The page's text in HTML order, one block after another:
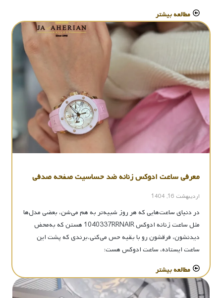
مطالعه بیشتر
معرفی ساعت ادوکس زنانه ضد حساسیت صفحه صدفی
اردیبهشت 16, 1404
در دنیای ساعت‌هایی که هر روز شبیه‌تر به هم می‌شن، بعضی مدل‌ها
مثل ساعت زنانه ادوکس 1040337RRNAIR هستن که به‌محض
دیدنشون، فرقشون رو با بقیه حس می‌کنی.برندی که پشت این
ساعت ایستاده، ساعت ادوکس هست؛
مطالعه بیشتر